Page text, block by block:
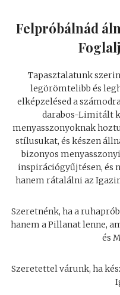
Felpróbálnád
Tapasztalatunk
legörömtelibb és
elképzelésed a
darabos-Limitált
menyasszonyoknak
stílusukat, és készen
bizonyos
inspirációgyűjtésen, és
hanem rátalálni az
Szeretnénk, ha a
hanem a Pillanat lenne,
és
Szeretettel várunk, ha